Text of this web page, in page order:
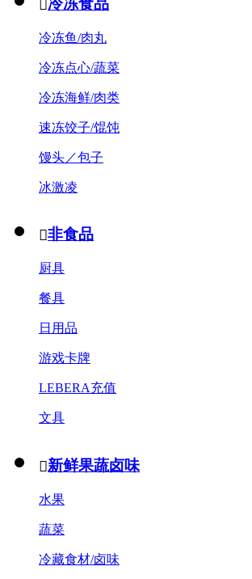
冷冻食品
冷冻鱼/肉丸
冷冻点心/蔬菜
冷冻海鲜/肉类
速冻饺子/馄饨
馒头／包子
冰激凌
非食品
厨具
餐具
日用品
游戏卡牌
LEBERA充值
文具
新鲜果蔬卤味
水果
蔬菜
冷藏食材/卤味